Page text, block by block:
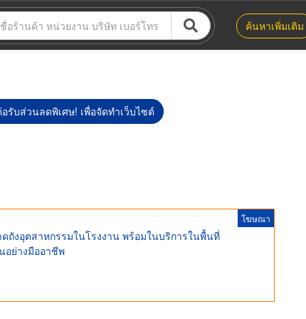
ค้นหาเพิ่มเติม
รับส่วนลดพิเศษ! เพื่อจัดทำเว็บไซต์
โฆษณา
ถังอุตสาหกรรมในโรงงาน พร้อมในบริการในพื้นที่
อย่างมืออาชีพ